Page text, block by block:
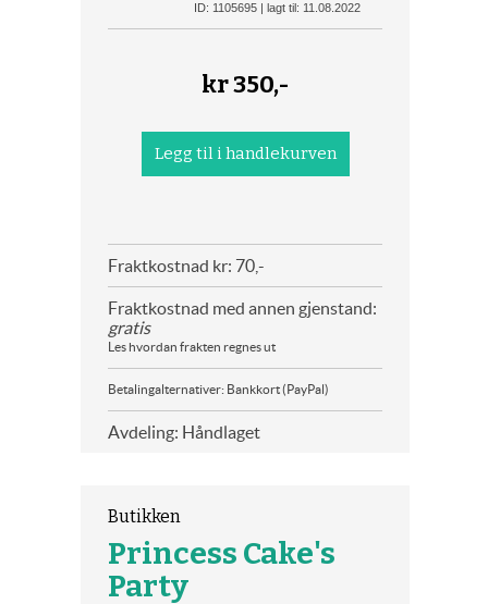
ID: 1105695 | lagt til: 11.08.2022
kr350,-
Fraktkostnad kr: 70,-
Fraktkostnad med annen gjenstand:
gratis
Les hvordan frakten regnes ut
Betalingalternativer: Bankkort (PayPal)
Avdeling: Håndlaget
Butikken
Princess Cake's
Party